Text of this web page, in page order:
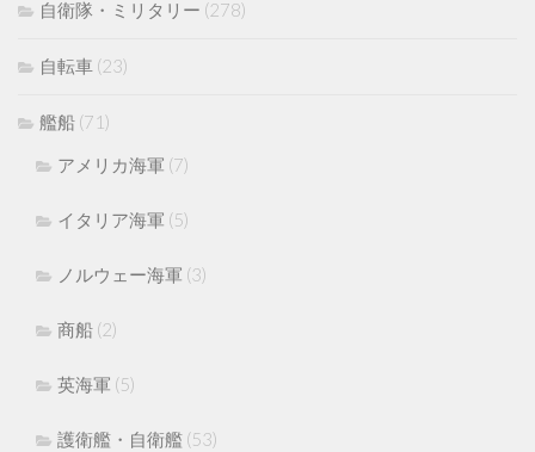
自衛隊・ミリタリー (278)
自転車 (23)
艦船 (71)
アメリカ海軍 (7)
イタリア海軍 (5)
ノルウェー海軍 (3)
商船 (2)
英海軍 (5)
護衛艦・自衛艦 (53)